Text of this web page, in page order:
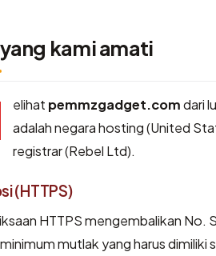
kami amati
elihat pemmzgadget.comdari
adalah negara hosting (United
registrar (Rebel Ltd).
(HTTPS)
HTTPS mengembalikan No.
mutlak yang harus dimiliki